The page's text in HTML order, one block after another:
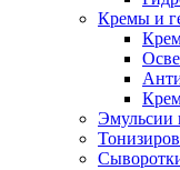
Кремы и
Эмульсии